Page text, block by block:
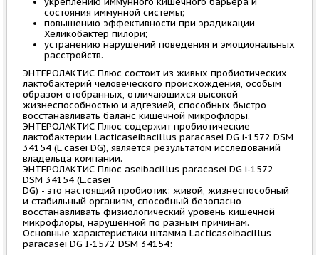
состояния иммунной системы;
повышению эффективности при эрадикации
Хеликобактер пилори;
устранению нарушений поведения и эмоциональных
расстройств.
ЭНТЕРОЛАКТИС Плюс состоит из живых пробиотических
лактобактерий человеческого происхождения, особым
образом отобранных, отличающихся высокой
жизнеспособностью и адгезией, способных быстро
восстанавливать баланс кишечной микрофлоры.
ЭНТЕРОЛАКТИС Плюс содержит пробиотические
лактобактерии Lacticaseibacillus paracasei DG i-1572 DSM
34154 (L.casei DG), является результатом исследований
владельца компании.
ЭНТЕРОЛАКТИС Плюс aseibacillus paracasei DG i-1572
DSM 34154 (L.casei
DG) - это настоящий пробиотик: живой, жизнеспособный
и стабильный организм, способный безопасно
восстанавливать физиологический уровень кишечной
микрофлоры, нарушенной по разным причинам.
Основные характеристики штамма Lacticaseibacillus
paracasei DG I-1572 DSM 34154: